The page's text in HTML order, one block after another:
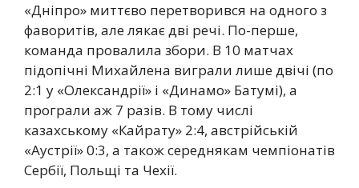
«Дніпро» миттєво перетворився на одного з
фаворитів, але лякає дві речі. По-перше,
команда провалила збори. В 10 матчах
підопічні Михайлена виграли лише двічі (по
2:1 у «Олександрії» і «Динамо» Батумі), а
програли аж 7 разів. В тому числі
казахському «Кайрату» 2:4, австрійській
«Аустрії» 0:3, а також середнякам чемпіонатів
Сербії, Польщі та Чехії.